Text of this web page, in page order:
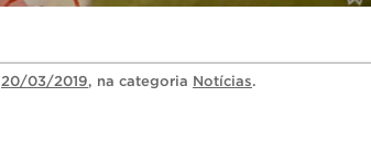
20/03/2019, na categoria Notícias.